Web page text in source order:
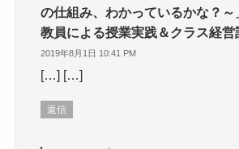
の仕組み、わかっているかな？～
教員による授業実践＆クラス経営
2019年8月1日 10:41 PM
[…] […]
返信